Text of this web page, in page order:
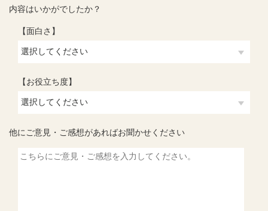
内容はいかがでしたか？
【面白さ】
【お役立ち度】
他にご意見・ご感想があればお聞かせください